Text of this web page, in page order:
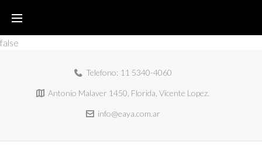
false
Telefono: 11 5340-4060
Antonio Malaver 1450, Florida, Vicente Lopez.
info@eaya.com.ar